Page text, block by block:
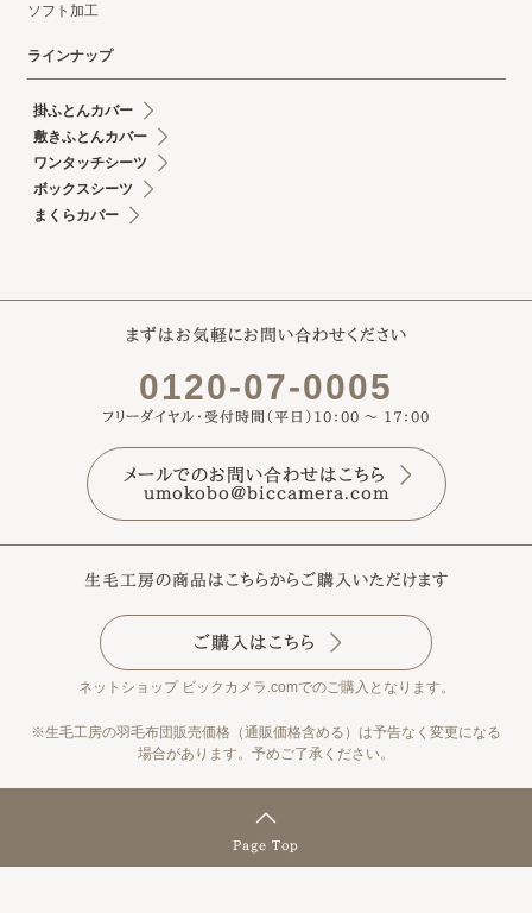
ソフト加工
ラインナップ
掛ふとんカバー
敷きふとんカバー
ワンタッチシーツ
ボックスシーツ
まくらカバー
まずはお気軽にお問い合わせください
0120-07-0005
フリーダイヤル・受付時間（平日）10：00 ～ 17：00
メールでのお問い合わせはこちら
umokobo@biccamera.com
生毛工房の商品はこちらからご購入いただけます
ご購入はこちら
ネットショップ ビックカメラ.comでのご購入となります。
※生毛工房の羽毛布団販売価格（通販価格含める）は予告なく変更になる
場合があります。予めご了承ください。
Page Top